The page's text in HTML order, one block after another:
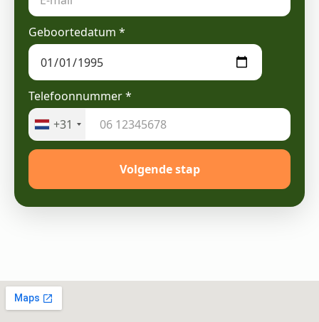
Geboortedatum *
Telefoonnummer*
+31
Volgende stap